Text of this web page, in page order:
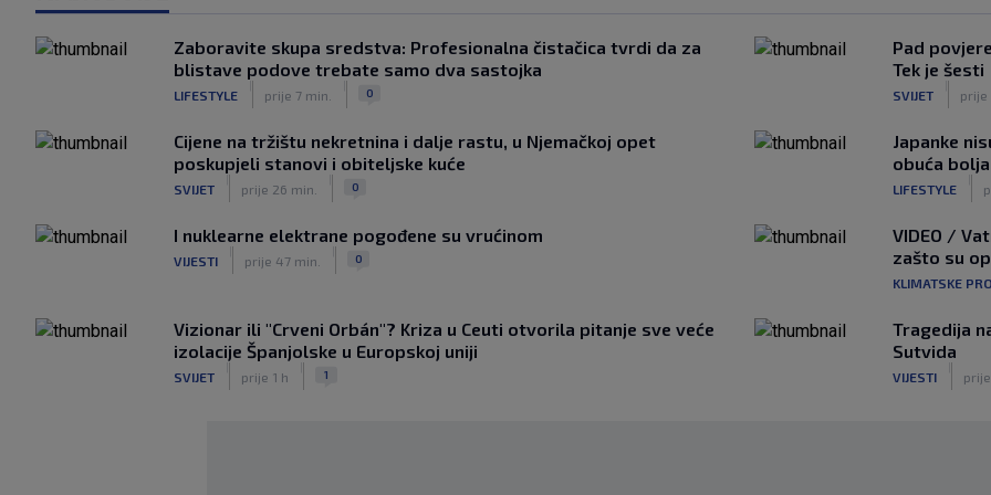
Zaboravite skupa sredstva: Profesionalna čistačica tvrdi da za
blistave podove trebate samo dva sastojka
LIFESTYLE prije 7 min. 0
Pad
Tek je šesti
SVIJET prije
Cijene na tržištu nekretnina i dalje rastu, u Njemačkoj opet
poskupjeli stanovi i obiteljske kuće
SVIJET prije 26 min. 0
Japanke
obuća
LIFESTYLE
I nuklearne elektrane pogođene su vrućinom
VIJESTI prije 47 min. 0
VIDEO /
zašto su
KLIMATSKE
Vizionar ili "Crveni Orbán"? Kriza u Ceuti otvorila pitanje sve veće
izolacije Španjolske u Europskoj uniji
SVIJET prije 1 h 1
Tragedija
Sutvida
VIJESTI